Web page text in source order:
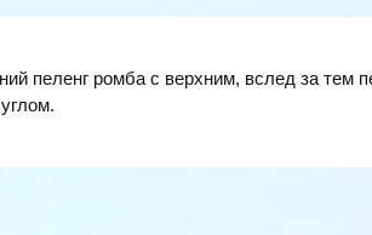
пеленг ромба с верхним, вслед за тем